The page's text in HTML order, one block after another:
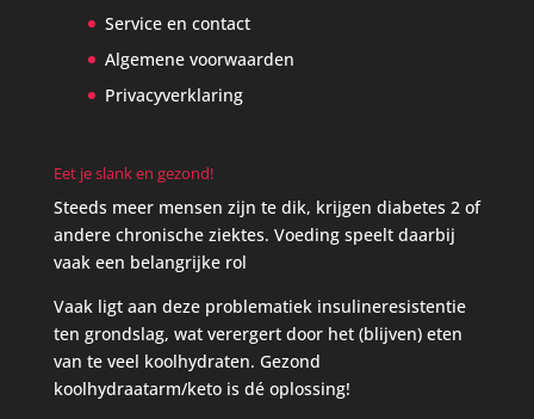
Service en contact
Algemene voorwaarden
Privacyverklaring
Eet je slank en gezond!
Steeds meer mensen zijn te dik, krijgen diabetes 2 of
andere chronische ziektes. Voeding speelt daarbij
vaak een belangrijke rol
Vaak ligt aan deze problematiek insulineresistentie
ten grondslag, wat verergert door het (blijven) eten
van te veel koolhydraten. Gezond
koolhydraatarm/keto is dé oplossing!